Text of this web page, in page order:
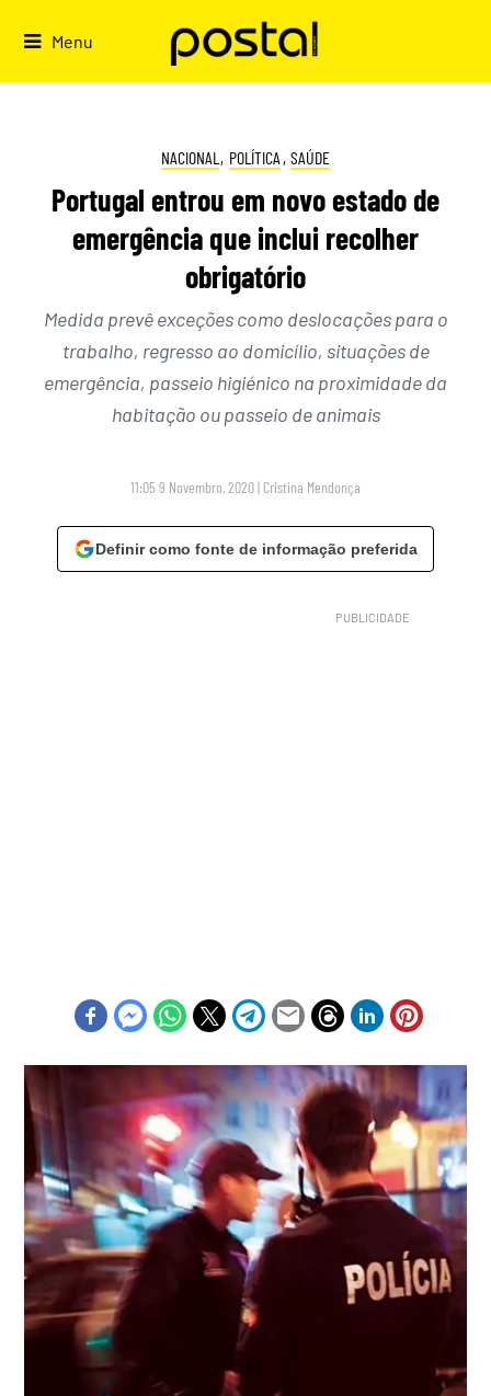
Menu
NACIONAL , POLÍTICA , SAÚDE
Portugal entrou em novo estado de
emergência que inclui recolher
obrigatório
Medida prevê exceções como deslocações para o
trabalho, regresso ao domicílio, situações de
emergência, passeio higiénico na proximidade da
habitação ou passeio de animais
11:05 9 Novembro, 2020| Cristina Mendonça
Definir como fonte de informação preferida